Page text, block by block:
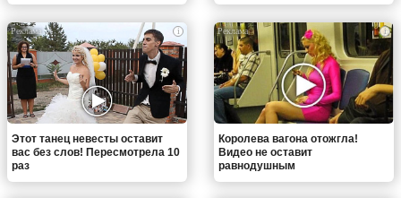
i
Этот танец невесты оставит
вас без слов! Пересмотрела 10
раз
i
Королева вагона отожгла!
Видео не оставит
равнодушным